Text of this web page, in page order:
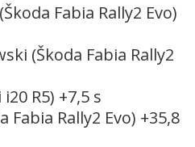
Fabia Rally2 Evo)
(Škoda Fabia Rally2
R5) +7,5 s
Fabia Rally2 Evo) +35,8